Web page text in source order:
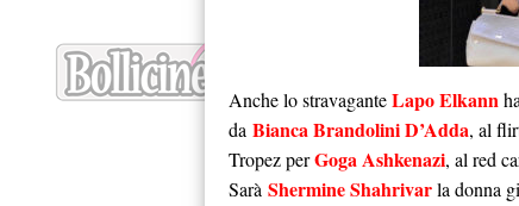
Anche lo stravaganteLapo Elkann
da Bianca Brandolini D’Adda, al
Tropez perGoga Ashkenazi, al red
Sarà Shermine Shahrivarla donna